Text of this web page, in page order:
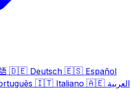
🇩🇪 Deutsch 🇪🇸 Español
🇮🇹 Italiano 🇦🇪 العربية